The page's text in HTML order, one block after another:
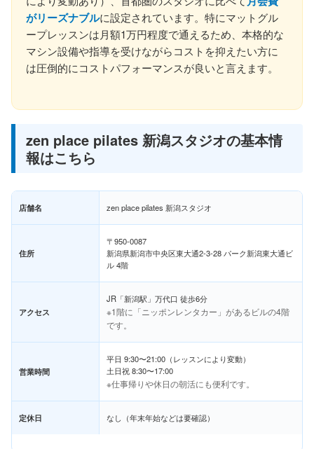
がリーズナブルに設定されています。特にマットグル
ープレッスンは月額1万円程度で通えるため、本格的な
マシン設備や指導を受けながらコストを抑えたい方に
は圧倒的にコストパフォーマンスが良いと言えます。
zen place pilates 新潟スタジオの基本情
報はこちら
店舗名 zen place pilates 新潟スタジオ
住所
〒950-0087
新潟県新潟市中央区東大通2-3-28 パーク新潟東大通ビ
ル 4階
アクセス
JR「新潟駅」万代口 徒歩6分
※1階に「ニッポンレンタカー」があるビルの4階
です。
営業時間
平日 9:30〜21:00（レッスンにより変動）
土日祝 8:30〜17:00
※仕事帰りや休日の朝活にも便利です。
定休日 なし（年末年始などは要確認）